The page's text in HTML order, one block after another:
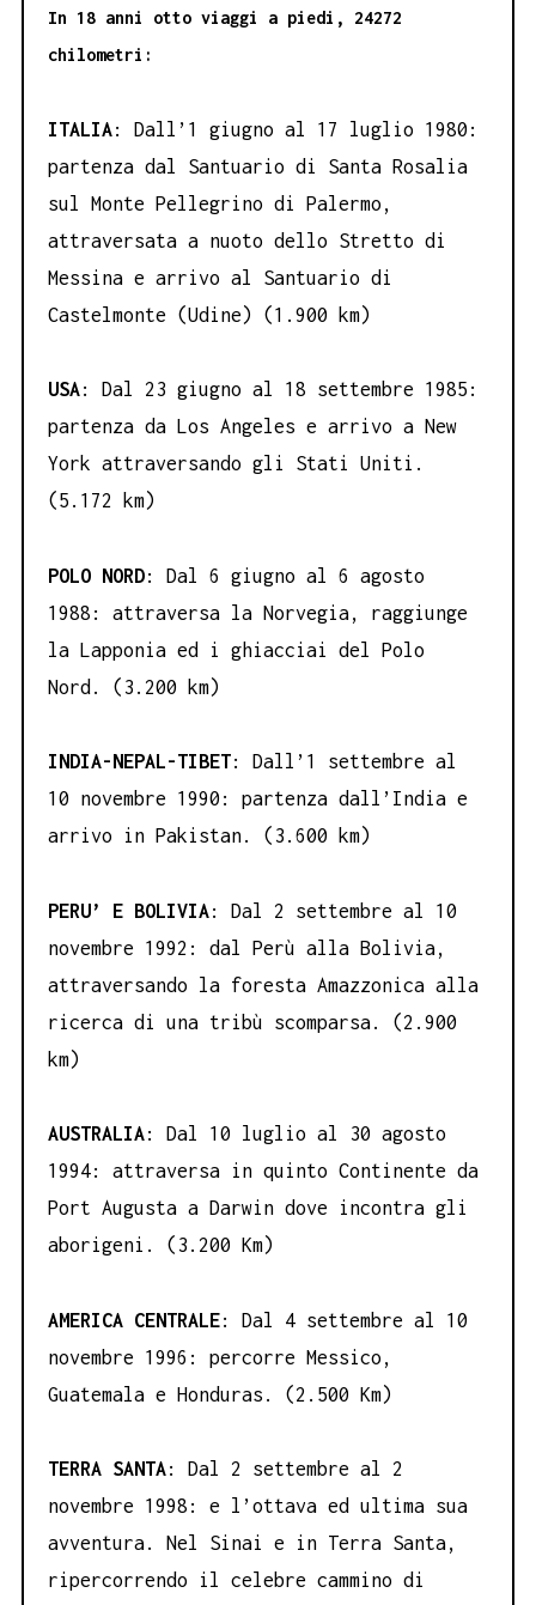
In 18 anni otto viaggi a piedi, 24272
chilometri:
ITALIA: Dall’1 giugno al 17 luglio 1980:
partenza dal Santuario di Santa Rosalia
sul Monte Pellegrino di Palermo,
attraversata a nuoto dello Stretto di
Messina e arrivo al Santuario di
Castelmonte (Udine) (1.900 km)
USA: Dal 23 giugno al 18 settembre 1985:
partenza da Los Angeles e arrivo a New
York attraversando gli Stati Uniti.
(5.172 km)
POLO NORD: Dal 6 giugno al 6 agosto
1988: attraversa la Norvegia, raggiunge
la Lapponia ed i ghiacciai del Polo
Nord. (3.200 km)
INDIA-NEPAL-TIBET: Dall’1 settembre al
10 novembre 1990: partenza dall’India e
arrivo in Pakistan. (3.600 km)
PERU’ E BOLIVIA: Dal 2 settembre al 10
novembre 1992: dal Perù alla Bolivia,
attraversando la foresta Amazzonica alla
ricerca di una tribù scomparsa. (2.900
km)
AUSTRALIA: Dal 10 luglio al 30 agosto
1994: attraversa in quinto Continente da
Port Augusta a Darwin dove incontra gli
aborigeni. (3.200 Km)
AMERICA CENTRALE: Dal 4 settembre al 10
novembre 1996: percorre Messico,
Guatemala e Honduras. (2.500 Km)
TERRA SANTA: Dal 2 settembre al 2
novembre 1998: e l’ottava ed ultima sua
avventura. Nel Sinai e in Terra Santa,
ripercorrendo il celebre cammino di